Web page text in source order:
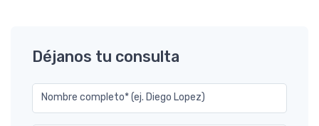
Déjanos tu consulta
Nombre completo* (ej. Diego Lopez)